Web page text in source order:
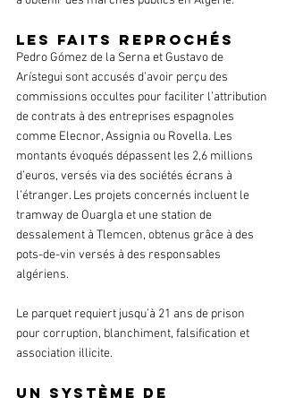
Les faits reprochés
Pedro Gómez de la Serna et Gustavo de
Arístegui sont accusés d’avoir perçu des
commissions occultes pour faciliter l’attribution
de contrats à des entreprises espagnoles
comme Elecnor, Assignia ou Rovella. Les
montants évoqués dépassent les 2,6 millions
d’euros, versés via des sociétés écrans à
l’étranger. Les projets concernés incluent le
tramway de Ouargla et une station de
dessalement à Tlemcen, obtenus grâce à des
pots-de-vin versés à des responsables
algériens.
Le parquet requiert jusqu’à 21 ans de prison
pour corruption, blanchiment, falsification et
association illicite.
Un système de